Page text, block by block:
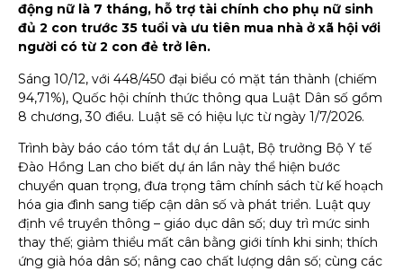
động nữ là 7 tháng, hỗ trợ tài chính cho phụ nữ sinh
đủ 2 con trước 35 tuổi và ưu tiên mua nhà ở xã hội với
người có từ 2 con đẻ trở lên.
Sáng 10/12, với 448/450 đại biểu có mặt tán thành (chiếm
94,71%), Quốc hội chính thức thông qua Luật Dân số gồm
8 chương, 30 điều. Luật sẽ có hiệu lực từ ngày 1/7/2026.
Trình bày báo cáo tóm tắt dự án Luật, Bộ trưởng Bộ Y tế
Đào Hồng Lan cho biết dự án lần này thể hiện bước
chuyển quan trọng, đưa trọng tâm chính sách từ kế hoạch
hóa gia đình sang tiếp cận dân số và phát triển. Luật quy
định về truyền thông – giáo dục dân số; duy trì mức sinh
thay thế; giảm thiểu mất cân bằng giới tính khi sinh; thích
ứng già hóa dân số; nâng cao chất lượng dân số; cùng các